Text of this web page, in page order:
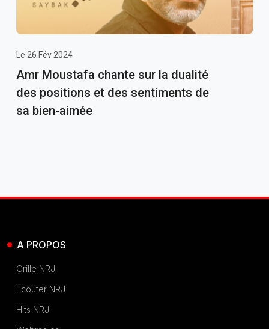
Le 26 Fév 2024
Amr Moustafa chante sur la dualité
des positions et des sentiments de
sa bien-aimée
A PROPOS
Grille NRJ
Écouter NRJ
Hits NRJ